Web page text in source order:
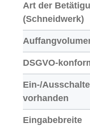
Art der
(Schneidwerk)
DSGVO-
Ein-/
vorhanden
Eingabebreite